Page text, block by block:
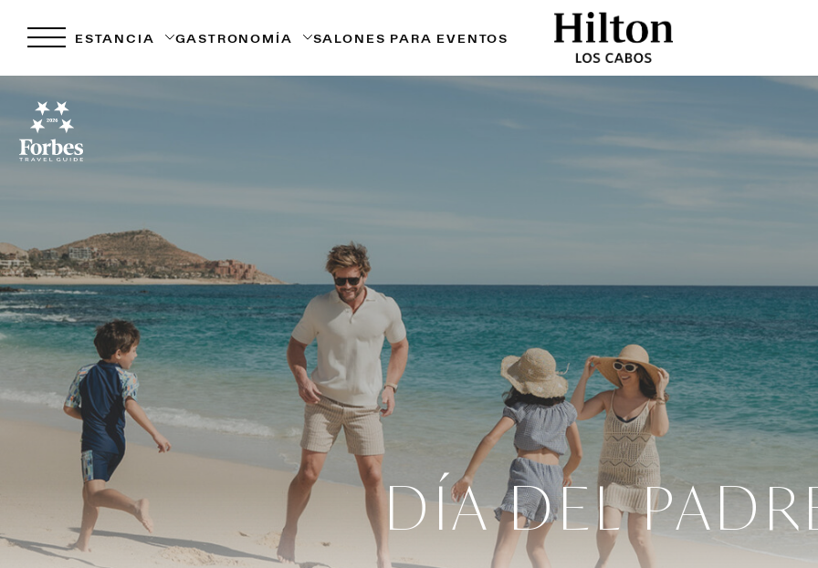
ESTANCIA GASTRONOMÍA SALONES PARA EVENTOS
DÍA DEL